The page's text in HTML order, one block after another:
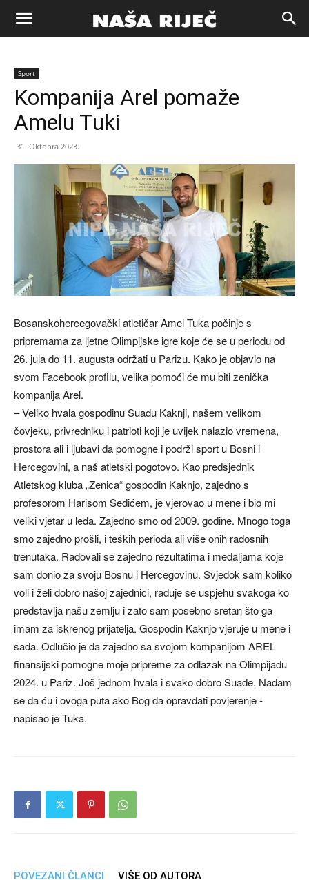
Naša
riječ
Sport
Kompanija Arel pomaže
Amelu Tuki
31. Oktobra 2023.
Bosanskohercegovački atletičar Amel Tuka počinje s
pripremama za ljetne Olimpijske igre koje će se u periodu od
26. jula do 11. augusta održati u Parizu. Kako je objavio na
svom Facebook profilu, velika pomoći će mu biti zenička
kompanija Arel.
– Veliko hvala gospodinu Suadu Kaknji, našem velikom
čovjeku, privredniku i patrioti koji je uvijek nalazio vremena,
prostora ali i ljubavi da pomogne i podrži sport u Bosni i
Hercegovini, a naš atletski pogotovo. Kao predsjednik
Atletskog kluba „Zenica“ gospodin Kaknjo, zajedno s
profesorom Harisom Sedićem, je vjerovao u mene i bio mi
veliki vjetar u leđa. Zajedno smo od 2009. godine. Mnogo toga
smo zajedno prošli, i teških perioda ali više onih radosnih
trenutaka. Radovali se zajedno rezultatima i medaljama koje
sam donio za svoju Bosnu i Hercegovinu. Svjedok sam koliko
voli i želi dobro našoj zajednici, raduje se uspjehu svakoga ko
predstavlja našu zemlju i zato sam posebno sretan što ga
imam za iskrenog prijatelja. Gospodin Kaknjo vjeruje u mene i
sada. Odlučio je da zajedno sa svojom kompanijom AREL
finansijski pomogne moje pripreme za odlazak na Olimpijadu
2024. u Pariz. Još jednom hvala i svako dobro Suade. Nadam
se da ću i ovoga puta ako Bog da opravdati povjerenje -
napisao je Tuka.
POVEZANI ČLANCI VIŠE OD AUTORA